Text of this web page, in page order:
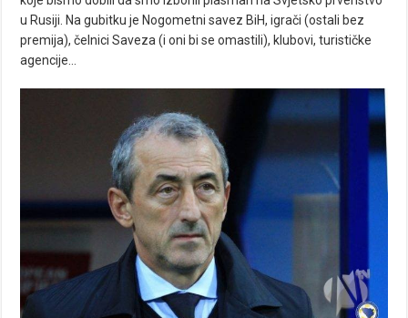
u Rusiji. Na gubitku je Nogometni savez BiH, igrači (ostali bez
premija), čelnici Saveza (i oni bi se omastili), klubovi, turističke
agencije…